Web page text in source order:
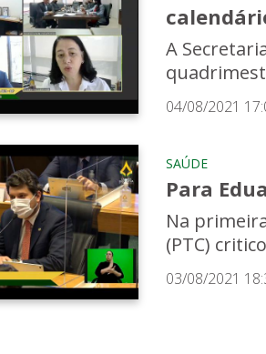
A
04/08/2021
SAÚDE
Para
Na
(PTC)
03/08/2021